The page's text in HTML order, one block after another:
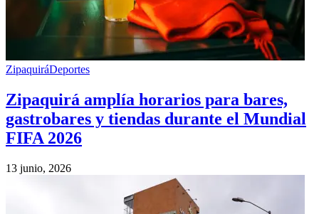
ZipaquiráDeportes
Zipaquirá amplía horarios para bares,
gastrobares y tiendas durante el Mundial
FIFA 2026
13 junio, 2026